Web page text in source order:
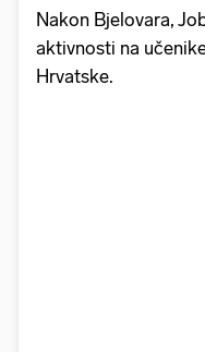
Nakon Bjelovara,
aktivnosti na
Hrvatske.